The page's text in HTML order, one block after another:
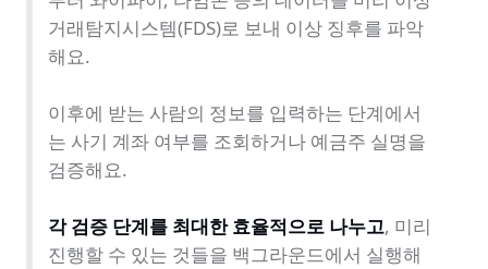
거래탐지시스템(FDS)로 보내 이상 징후를 파악
해요.
이후에 받는 사람의 정보를 입력하는 단계에서
는 사기 계좌 여부를 조회하거나 예금주 실명을
검증해요.
각 검증 단계를 최대한 효율적으로 나누고, 미리
진행할 수 있는 것들을 백그라운드에서 실행해